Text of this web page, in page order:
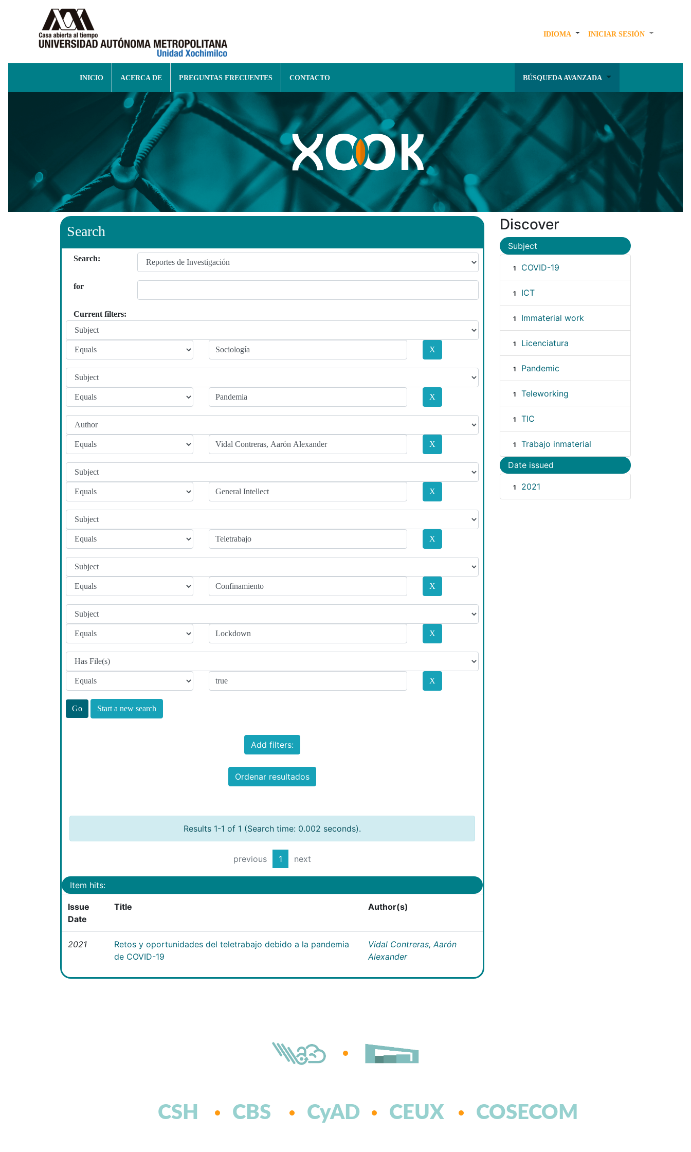
IDIOMA INICIAR SESIÓN
INICIO ACERCA DE PREGUNTAS FRECUENTES CONTACTO BÚSQUEDA AVANZADA
Search
Search:
for
Current filters:
Start a new search
Add filters:
Ordenar resultados
Results 1-1 of 1 (Search time: 0.002 seconds).
previous 1 next
Item hits:
Issue
Date
Title Author(s)
2021
Retos y oportunidades del teletrabajo debido a la pandemia
de COVID-19
Vidal Contreras, Aarón
Alexander
Discover
Subject
1 COVID-19
1 ICT
1 Immaterial work
1 Licenciatura
1 Pandemic
1 Teleworking
1 TIC
1 Trabajo inmaterial
Date issued
1 2021
CSH CBS CyAD CEUX COSECOM